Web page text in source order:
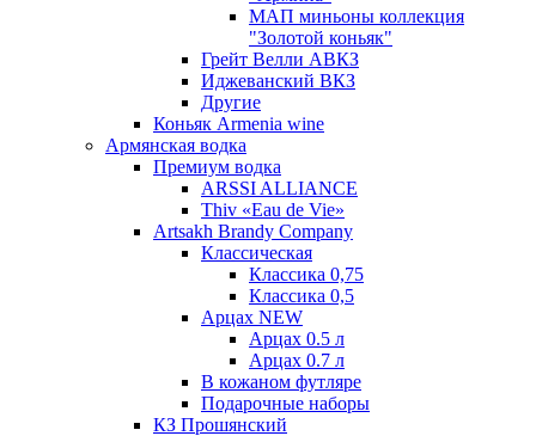
МАП миньоны коллекция
"Золотой коньяк"
Грейт Велли АВКЗ
Иджеванский ВКЗ
Другие
Коньяк Armenia wine
Армянская водка
Премиум водка
ARSSI ALLIANCE
Thiv «Eau de Vie»
Artsakh Brandy Company
Классическая
Классика 0,75
Классика 0,5
Арцах NEW
Арцах 0.5 л
Арцах 0.7 л
В кожаном футляре
Подарочные наборы
КЗ Прошянский